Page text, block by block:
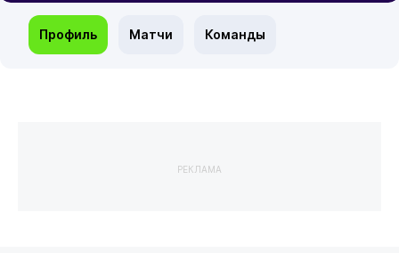
Профиль Матчи Команды
РЕКЛАМА